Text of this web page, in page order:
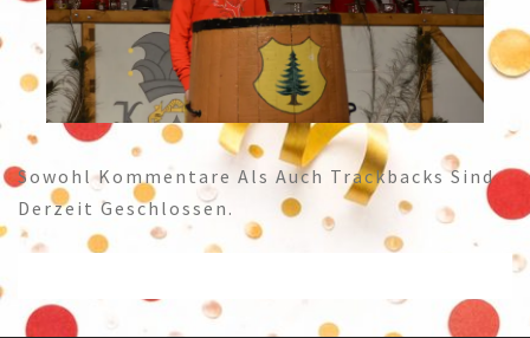
Sowohl Kommentare Als Auch Trackbacks Sind
Derzeit Geschlossen.